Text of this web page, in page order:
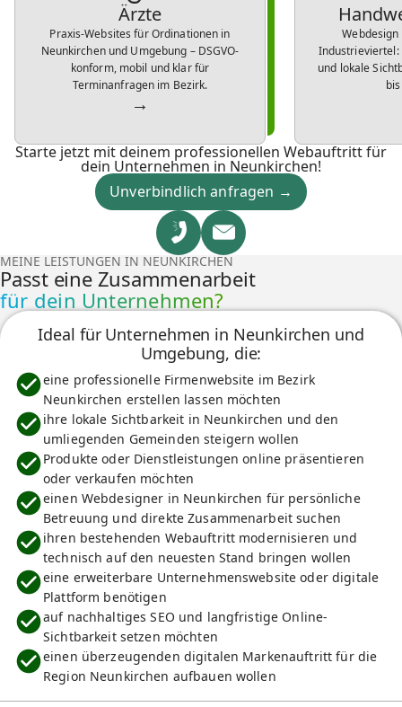
Ärzte
Praxis-Websites für Ordinationen in
Neunkirchen und Umgebung – DSGVO-
konform, mobil und klar für
Terminanfragen im Bezirk.
→
Industrieviertel:
und lokale
Starte jetzt mit deinem professionellen Webauftritt für
dein Unternehmen in Neunkirchen!
Unverbindlich anfragen →
MEINE LEISTUNGEN IN NEUNKIRCHEN
Passt eine Zusammenarbeit
für dein Unternehmen?
Ideal für Unternehmen in Neunkirchen und
Umgebung, die:
eine professionelle Firmenwebsite im Bezirk
Neunkirchen erstellen lassen möchten
ihre lokale Sichtbarkeit in Neunkirchen und den
umliegenden Gemeinden steigern wollen
Produkte oder Dienstleistungen online präsentieren
oder verkaufen möchten
einen Webdesigner in Neunkirchen für persönliche
Betreuung und direkte Zusammenarbeit suchen
ihren bestehenden Webauftritt modernisieren und
technisch auf den neuesten Stand bringen wollen
eine erweiterbare Unternehmenswebsite oder digitale
Plattform benötigen
auf nachhaltiges SEO und langfristige Online-
Sichtbarkeit setzen möchten
einen überzeugenden digitalen Markenauftritt für die
Region Neunkirchen aufbauen wollen